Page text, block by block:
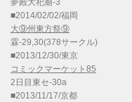
夢殿大祀廟-3
■2014/02/02/福岡
大⑨州東方祭⑨
霖-29,30(378サークル)
■2013/12/30/東京
コミックマーケット85
2日目東セ-30a
■2013/11/17/京都